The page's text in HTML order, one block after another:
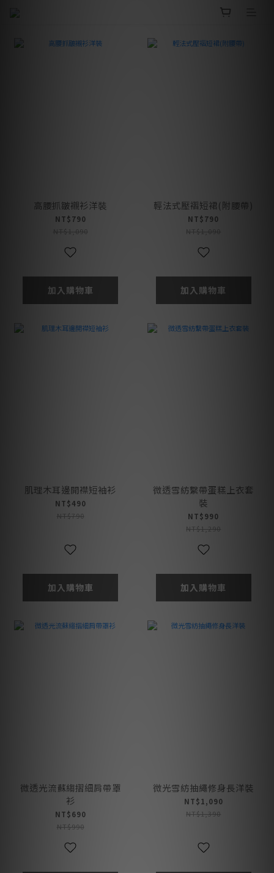
高腰抓皺襯衫洋裝
NT$790
NT$1,090
加入購物車
輕法式壓褶短裙(附腰帶)
NT$790
NT$1,090
加入購物車
肌理木耳邊開襟短袖衫
NT$490
NT$790
加入購物車
微透雪紡繫帶蛋糕上衣套
裝
NT$990
NT$1,290
加入購物車
微透光流蘇縐摺細肩帶罩
衫
NT$690
NT$990
微光雪紡抽繩修身長洋裝
NT$1,090
NT$1,390